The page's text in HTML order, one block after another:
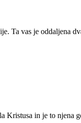
vas je oddaljena
in je to njena